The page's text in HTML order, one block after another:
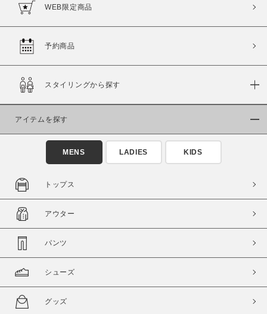
価格
～
商品タイプ
通常商品 予約商品
在庫
在庫あり 在庫なし含む
WEB限定商品
予約商品
スタイリングから探す
アイテムを探す
MENS LADIES KIDS
トップス
アウター
パンツ
シューズ
グッズ